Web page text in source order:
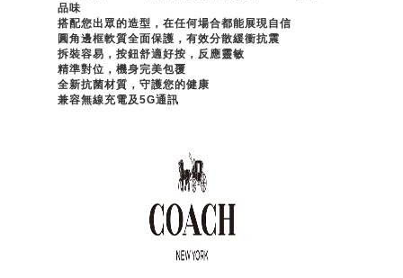
品味
搭配您出眾的造型，在任何場合都能展現自信
圓角邊框軟質全面保護，有效分散緩衝抗震
拆裝容易，按鈕舒適好按，反應靈敏
精準對位，機身完美包覆
全新抗菌材質，守護您的健康
兼容無線充電及5G通訊